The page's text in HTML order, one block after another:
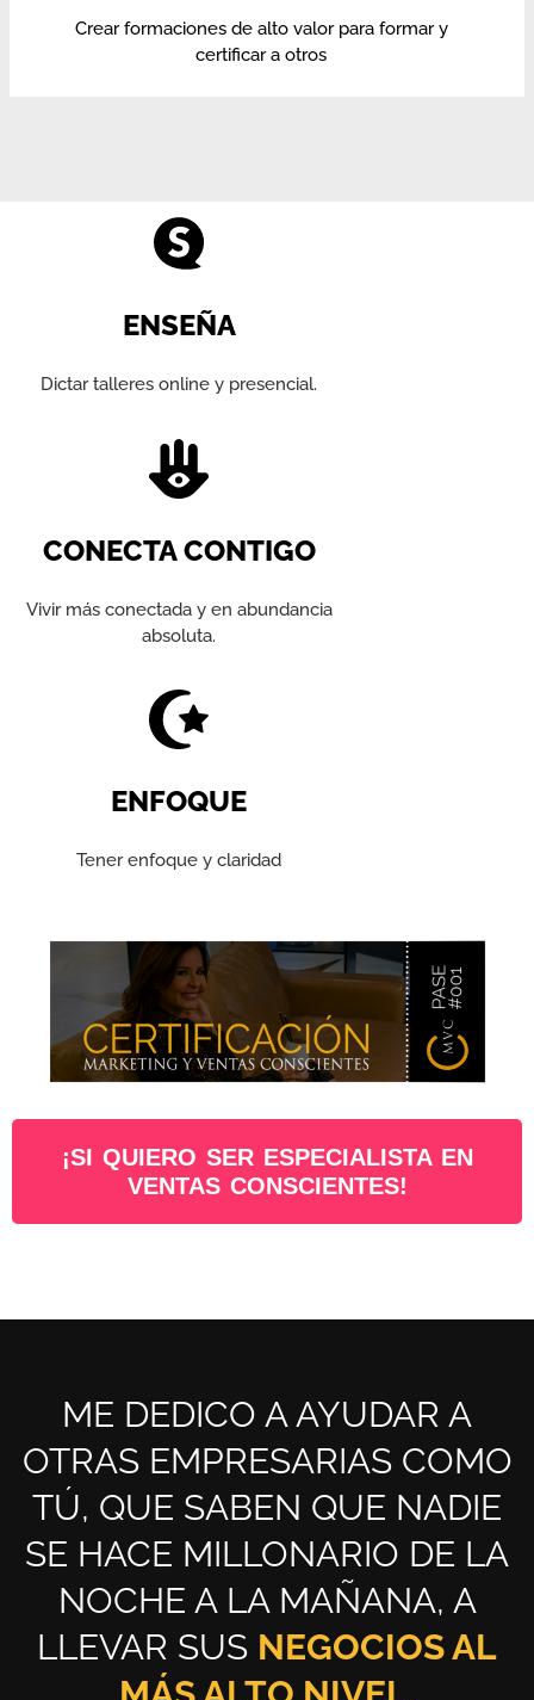
Crear formaciones de alto valor para formar y
certificar a otros
ENSEÑA
Dictar talleres online y presencial.
CONECTA CONTIGO
Vivir más conectada y en abundancia
absoluta.
ENFOQUE
Tener enfoque y claridad
¡SI QUIERO SER ESPECIALISTA EN
VENTAS CONSCIENTES!
ME DEDICO A AYUDAR A
OTRAS EMPRESARIAS COMO
TÚ, QUE SABEN QUE NADIE
SE HACE MILLONARIO DE LA
NOCHE A LA MAÑANA, A
LLEVAR SUS NEGOCIOS AL